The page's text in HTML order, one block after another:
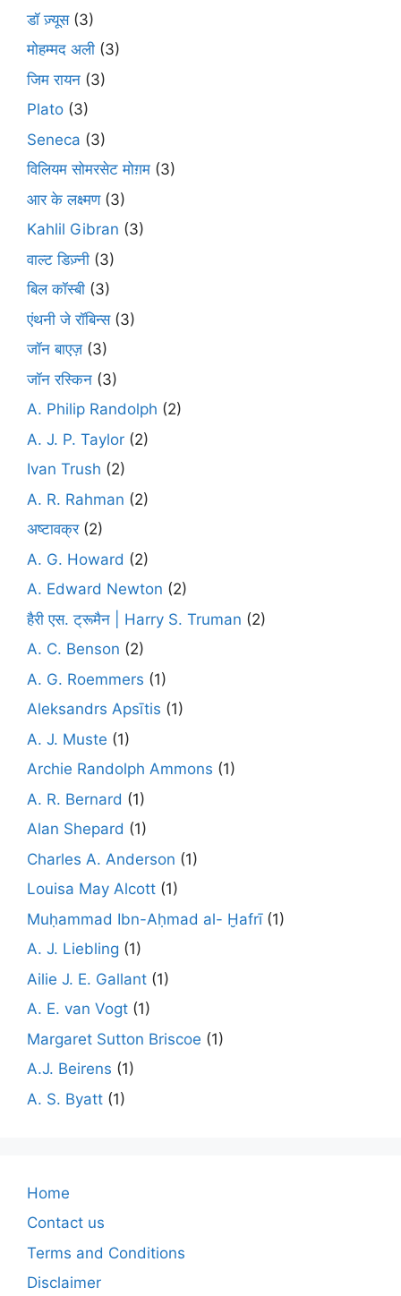
डॉ ज़्यूस(3)
मोहम्मद अली (3)
जिम रायन (3)
Plato (3)
Seneca (3)
विलियम सोमरसेट मोग़म (3)
आर के लक्ष्मण(3)
Kahlil Gibran (3)
वाल्ट डिज़्नी (3)
बिल कॉस्बी (3)
एंथनी जे रॉबिन्स(3)
जॉन बाएज़ (3)
जॉन रस्किन (3)
A. Philip Randolph (2)
A. J. P. Taylor (2)
Ivan Trush (2)
A. R. Rahman (2)
अष्टावक्र(2)
A. G. Howard (2)
A. Edward Newton (2)
हैरी एस. ट्रूमैन | Harry S. Truman (2)
A. C. Benson (2)
A. G. Roemmers (1)
Aleksandrs Apsītis (1)
A. J. Muste (1)
Archie Randolph Ammons (1)
A. R. Bernard (1)
Alan Shepard (1)
Charles A. Anderson (1)
Louisa May Alcott (1)
Muḥammad Ibn-Aḥmad al- Ḫafrī(1)
A. J. Liebling (1)
Ailie J. E. Gallant (1)
A. E. van Vogt (1)
Margaret Sutton Briscoe (1)
A.J. Beirens (1)
A. S. Byatt (1)
Home
Contact us
Terms and Conditions
Disclaimer